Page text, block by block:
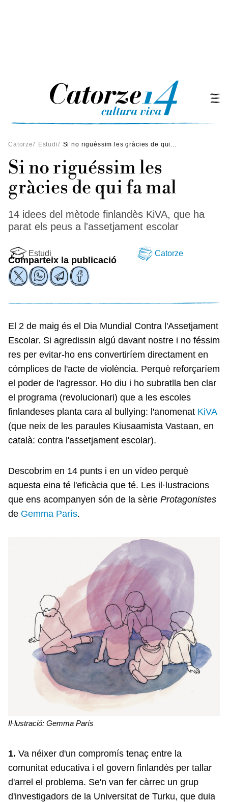
Catorze/ Estudi/ Si no riguéssim les gràcies de qui fa mal
Si no riguéssim les
gràcies de qui fa mal
14 idees del mètode finlandès KiVA, que ha
parat els peus a l'assetjament escolar
Estudi Catorze
Comparteix la publicació
El 2 de maig és el Dia Mundial Contra l'Assetjament
Escolar. Si agredissin algú davant nostre i no féssim
res per evitar-ho ens convertiríem directament en
còmplices de l'acte de violència. Perquè reforçaríem
el poder de l'agressor. Ho diu i ho subratlla ben clar
el programa (revolucionari) que a les escoles
finlandeses planta cara al bullying: l'anomenat KiVA
(que neix de les paraules Kiusaamista Vastaan, en
català: contra l'assetjament escolar).
Descobrim en 14 punts i en un vídeo perquè
aquesta eina té l'eficàcia que té. Les il·lustracions
que ens acompanyen són de la sèrie Protagonistes
de Gemma París.
Il·lustració: Gemma París
1. Va néixer d'un compromís tenaç entre la
comunitat educativa i el govern finlandès per tallar
d'arrel el problema. Se'n van fer càrrec un grup
d'investigadors de la Universitat de Turku, que duia